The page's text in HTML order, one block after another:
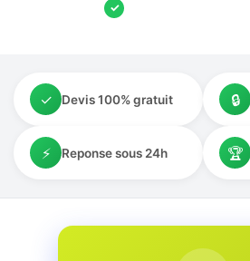
✓
✓ Devis 100% gratuit 🔒
⚡ Reponse sous 24h 🏆